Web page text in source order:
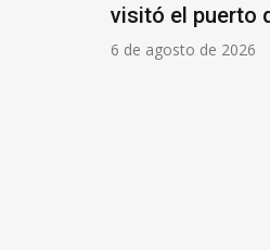
visitó el puerto
6 de agosto de 2026